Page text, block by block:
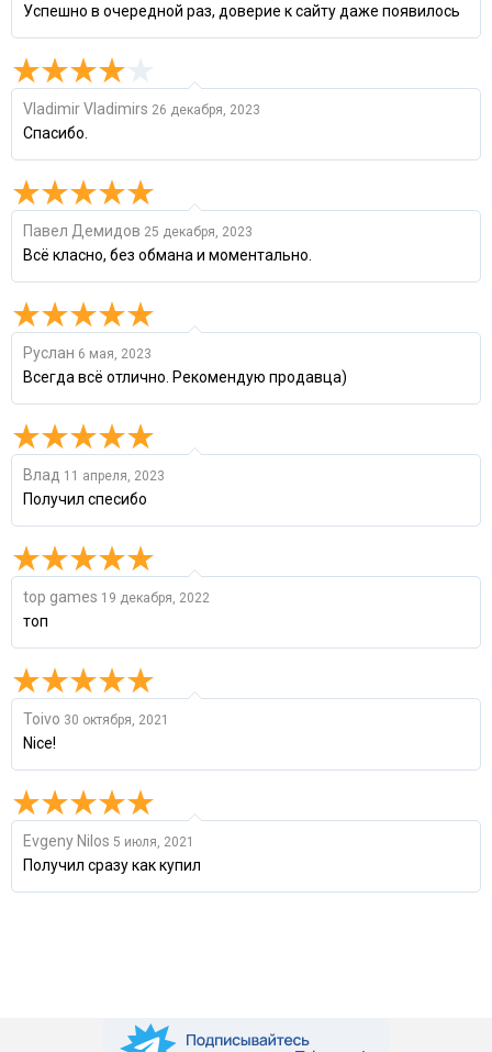
Успешно в очередной раз, доверие к сайту даже появилось
Vladimir Vladimirs 26 декабря, 2023
Спасибо.
Павел Демидов 25 декабря, 2023
Всё класно, без обмана и моментально.
Руслан 6 мая, 2023
Всегда всё отлично. Рекомендую продавца)
Влад 11 апреля, 2023
Получил спесибо
top games 19 декабря, 2022
топ
Toivo 30 октября, 2021
Nice!
Evgeny Nilos 5 июля, 2021
Получил сразу как купил